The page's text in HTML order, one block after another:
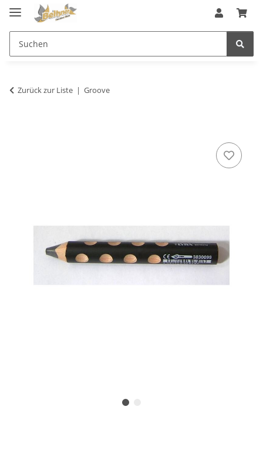
Zurück zur Liste Groove